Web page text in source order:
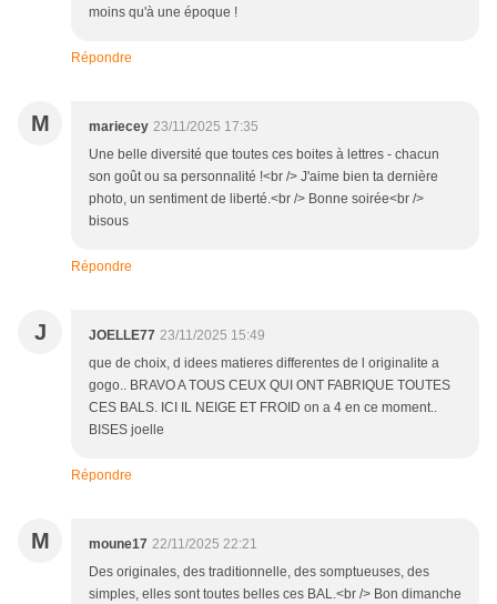
moins qu'à une époque !
Répondre
M mariecey 23/11/2025 17:35
Une belle diversité que toutes ces boites à lettres - chacun
son goût ou sa personnalité !<br /> J'aime bien ta dernière
photo, un sentiment de liberté.<br /> Bonne soirée<br />
bisous
Répondre
J JOELLE77 23/11/2025 15:49
que de choix, d idees matieres differentes de l originalite a
gogo.. BRAVO A TOUS CEUX QUI ONT FABRIQUE TOUTES
CES BALS. ICI IL NEIGE ET FROID on a 4 en ce moment..
BISES joelle
Répondre
M moune17 22/11/2025 22:21
Des originales, des traditionnelle, des somptueuses, des
simples, elles sont toutes belles ces BAL.<br /> Bon dimanche